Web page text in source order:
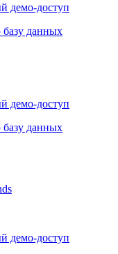
демо-доступ
базу данных
демо-доступ
базу данных
демо-доступ